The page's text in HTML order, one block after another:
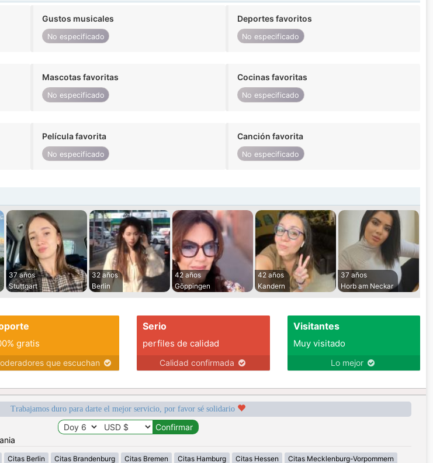
Gustos musicales
No especificado
Deportes favoritos
No especificado
Mascotas favoritas
No especificado
Cocinas favoritas
No especificado
Película favorita
No especificado
Canción favorita
No especificado
37 años
Stuttgart
32 años
Berlin
42 años
Göppingen
42 años
Kandern
37 años
Horb am Neckar
gratis
que escuchan
Serio
perfiles de calidad
Calidad confirmada
Visitantes
Muy visitado
Lo mejor
Trabajamos duro para darte el mejor servicio, por favor sé solidario
Citas Berlin Citas Brandenburg Citas Bremen Citas Hamburg Citas Hessen Citas Mecklenburg-Vorpommern